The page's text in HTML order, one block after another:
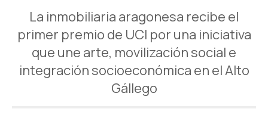
La inmobiliaria aragonesa recibe el
primer premio de UCI por una iniciativa
que une arte, movilización social e
integración socioeconómica en el Alto
Gállego